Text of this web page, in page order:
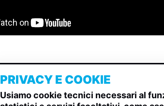
PRIVACY E COOKIE
Usiamo cookie tecnici necessari al